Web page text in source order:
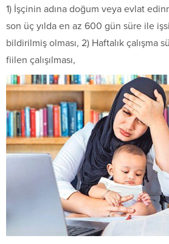
1) İşçinin adına doğum veya evlat
son üç yılda en az 600 gün süre ile
bildirilmiş olması, 2) Haftalık çalışma
fiilen çalışılması,